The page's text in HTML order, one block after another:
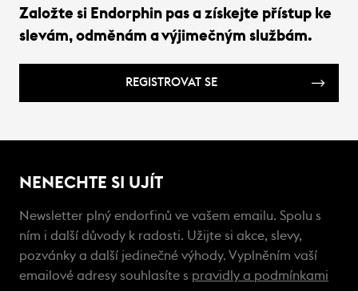
Založte si Endorphin pas a získejte přístup ke
slevám, odměnám a výjimečným službám.
REGISTROVAT SE
NENECHTE SI UJÍT
Newsletter plný endorfinů ve vašem emailu. Spolu s
ním i další důvody k radosti. Užijte si akce, slevy,
pozvánky a další jedinečné výhody. Vyplněním vaší
emailové adresy souhlasíte s pravidly a podmínkami